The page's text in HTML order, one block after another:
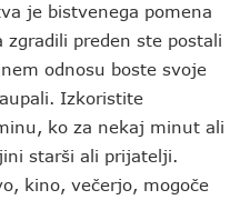
je bistvenega pomena
preden ste postali
odnosu boste svoje
Izkoristite
ko za nekaj minut ali
starši ali prijatelji.
kino, večerjo, mogoče